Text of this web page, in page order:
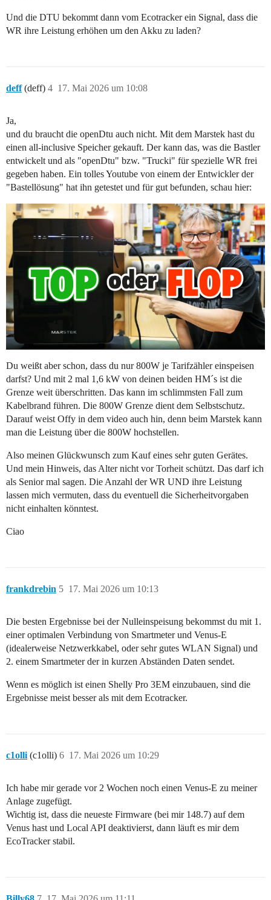
Und die DTU bekommt dann vom Ecotracker ein Signal, dass die
WR ihre Leistung erhöhen um den Akku zu laden?
deff (deff) 17. Mai 2026 um 10:08
4
Ja,
und du braucht die openDtu auch nicht. Mit dem Marstek hast du
einen all-inclusive Speicher gekauft. Der kann das, was die Bastler
entwickelt und als "openDtu" bzw. "Trucki" für spezielle WR frei
gegeben haben. Ein tolles Youtube von einem der Entwickler der
"Bastellösung" hat ihn getestet und für gut befunden, schau hier:
Du weißt aber schon, dass du nur 800W je Tarifzähler einspeisen
darfst? Und mit 2 mal 1,6 kW von deinen beiden HM´s ist die
Grenze weit überschritten. Das kann im schlimmsten Fall zum
Kabelbrand führen. Die 800W Grenze dient dem Selbstschutz.
Darauf weist Offy in dem video auch hin, denn beim Marstek kann
man die Leistung über die 800W hochstellen.
Also meinen Glückwunsch zum Kauf eines sehr guten Gerätes.
Und mein Hinweis, das Alter nicht vor Torheit schützt. Das darf ich
als Senior mal sagen. Die Anzahl der WR UND ihre Leistung
lassen mich vermuten, dass du eventuell die Sicherheitvorgaben
nicht einhalten könntest.
Ciao
frankdrebin 17. Mai 2026 um 10:13
5
Die besten Ergebnisse bei der Nulleinspeisung bekommst du mit 1.
einer optimalen Verbindung von Smartmeter und Venus-E
(idealerweise Netzwerkkabel, oder sehr gutes WLAN Signal) und
2. einem Smartmeter der in kurzen Abständen Daten sendet.
Wenn es möglich ist einen Shelly Pro 3EM einzubauen, sind die
Ergebnisse meist besser als mit dem Ecotracker.
c1olli (c1olli) 17. Mai 2026 um 10:29
6
Ich habe mir gerade vor 2 Wochen noch einen Venus-E zu meiner
Anlage zugefügt.
Wichtig ist, dass die neueste Firmware (bei mir 148.7) auf dem
Venus hast und Local API deaktivierst, dann läuft es mir dem
EcoTracker stabil.